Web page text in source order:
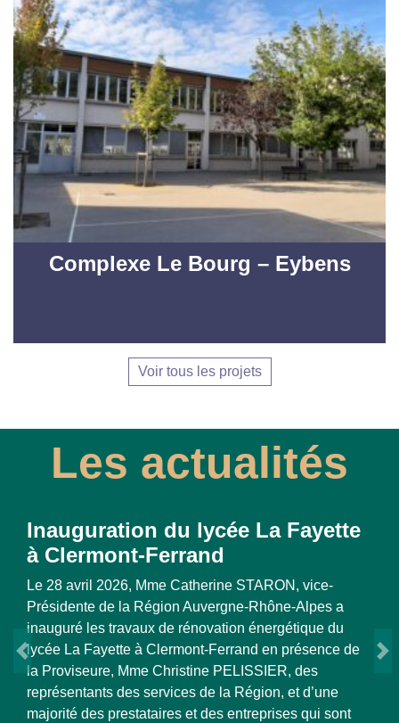
Complexe Le Bourg – Eybens
Voir tous les projets
Les actualités
Inauguration du lycée La Fayette
à Clermont-Ferrand
Le 28 avril 2026, Mme Catherine STARON, vice-
Présidente de la Région Auvergne-Rhône-Alpes a
inauguré les travaux de rénovation énergétique du
lycée La Fayette à Clermont-Ferrand en présence de
la Proviseure, Mme Christine PELISSIER, des
représentants des services de la Région, et d’une
majorité des prestataires et des entreprises qui sont
Previous